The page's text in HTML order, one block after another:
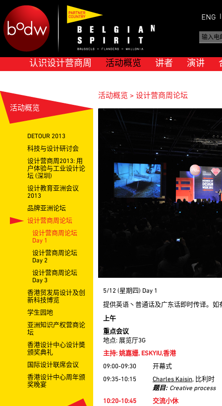
认识设计营商周 活动概览 讲者 演讲
活动概览
DETOUR 2013
科技与设计研讨会
设计营商周2013: 用
户体验与工业设计论
坛 (深圳)
设计教育亚洲会议
2013
品牌亚洲论坛
设计营商周论坛
设计营商周论坛
Day 1
设计营商周论坛
Day 2
设计营商周论坛
Day 3
香港贸发局设计及创
新科技博览
学生园地
亚洲知识产权营商论
坛
香港设计中心设计奬
颁奖典礼
国际设计联席会议
香港设计中心周年颁
奖晚宴
活动概览 > 设计营商周论坛
5/12 (星期四) Day 1
提供英语丶普通话及广东话即时传译。
上午
重点会议
地点: 展览厅3G
主持: 姚嘉姗, ESKYIU,香港
09:00-09:30
开幕式
09:35-10:15
Charles Kaisin, 比利时
题目: Creative process
10:20-10:45
交流小休